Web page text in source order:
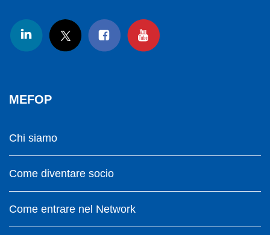
MEFOP
Chi siamo
Come diventare socio
Come entrare nel Network